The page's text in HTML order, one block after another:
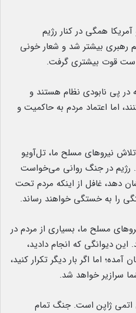
همگی در کنار رژیم
رهبری بیشتر شد و شعار خونی
قوت بیشتری گرفت.
در پی نابودی نظام هستند و
اما اعتماد مردم به حاکمیت و
نیروهای مسلح ما، تل‌آویو
رژیم در جنگ روانی می‌خواست
دهد، غافل از اینکه مردم تحت
را به خستگی خواهند رساند.
مسلح ما، بسیاری از مردم در
این دیوانگی که انجام دادید،
اما اگر بار دیگر تکرار کنید،
سرازیر خواهد شد.
بمباران اتمی ژاپن است. جنگ تمام